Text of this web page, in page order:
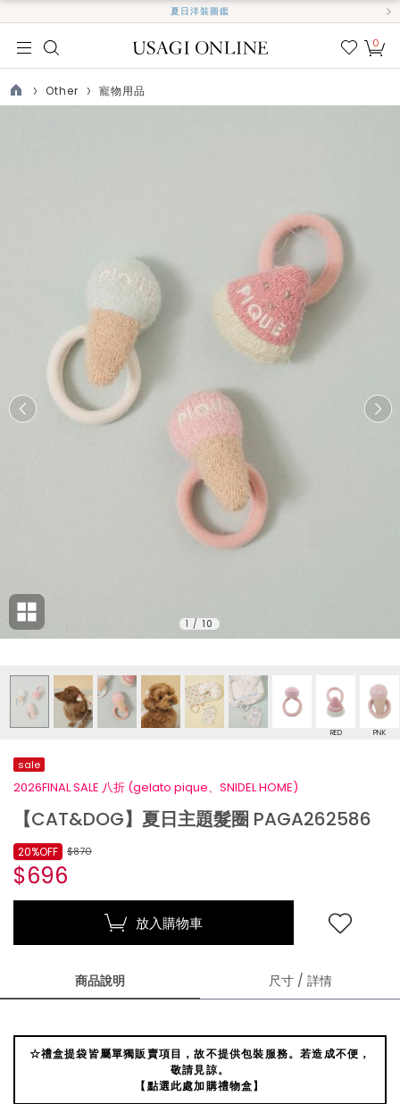
夏日洋裝圖鑑
我的
0
TOP
Other 寵物用品
1 / 10
RED PNK
sale
2026FINAL SALE 八折 (gelato pique、SNIDEL HOME)
【CAT&DOG】夏日主題髮圈 PAGA262586
$870
$696
20%OFF
放入購物車
商品說明 尺寸 / 詳情
☆禮盒提袋皆屬單獨販賣項目，故不提供包裝服務。若造成不便，
敬請見諒。
【點選此處加購禮物盒】